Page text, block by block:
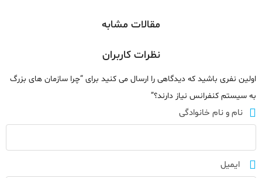
مقالات مشابه
نظرات کاربران
اولین نفری باشید که دیدگاهی را ارسال می کنید برای “چرا سازمان‌ های بزرگ
به سیستم کنفرانس نیاز دارند؟”
نام و نام خانوادگی
ایمیل